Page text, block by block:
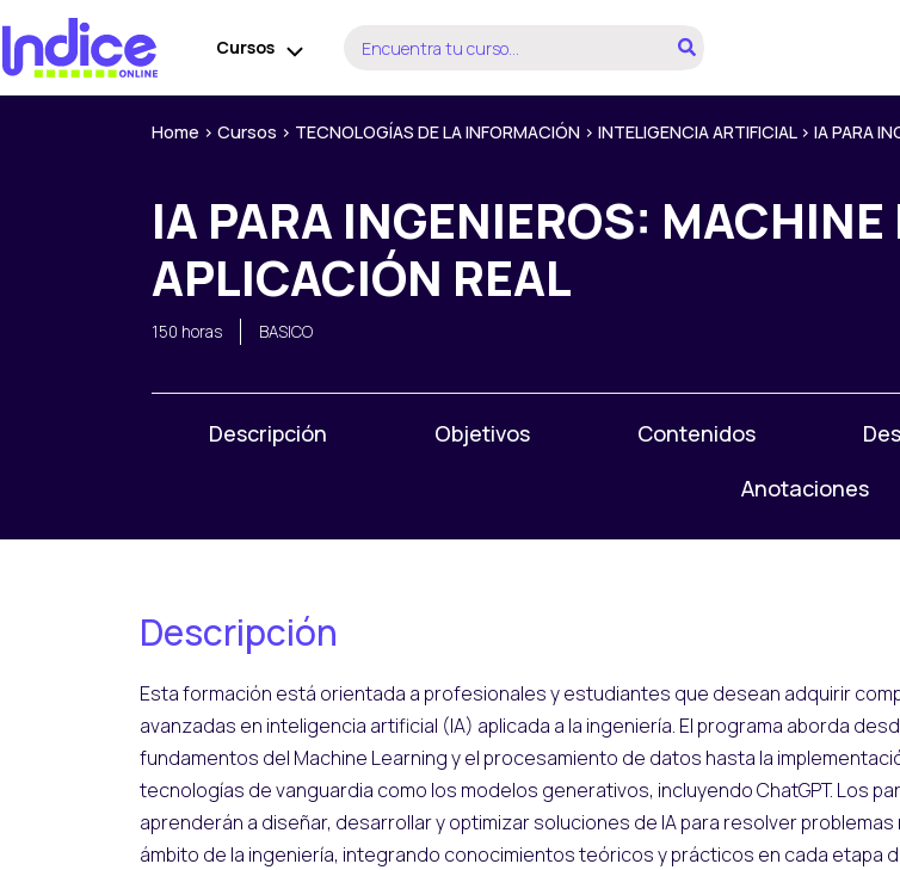
contenido
Cursos
Buscar
por:
Home > Cursos > TECNOLOGÍAS DE LA INFORMACIÓN > INTELIGENCIA ARTIFICIAL> IA PARA
IA PARA INGENIEROS: MACHINE
APLICACIÓN REAL
150 horas BASICO
Descripción Objetivos Contenidos
Anotaciones
Descripción
Esta formación está orientada a profesionales y estudiantes que desean adquirir
avanzadas en inteligencia artificial (IA) aplicada a la ingeniería. El programa aborda
fundamentos del Machine Learning y el procesamiento de datos hasta la
tecnologías de vanguardia como los modelos generativos, incluyendo ChatGPT. Los
aprenderán a diseñar, desarrollar y optimizar soluciones de IA para resolver problemas
ámbito de la ingeniería, integrando conocimientos teóricos y prácticos en cada etapa